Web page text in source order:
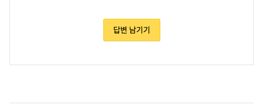
답변 남기기